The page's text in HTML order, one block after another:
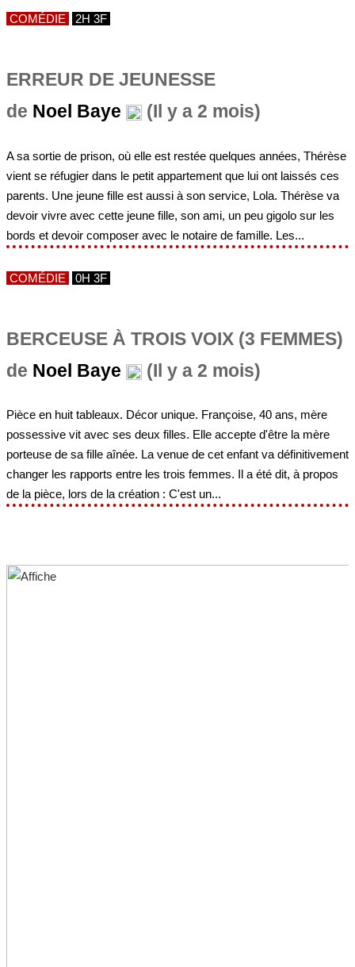
COMÉDIE 2H 3F
ERREUR DE JEUNESSE
de Noel Baye (Il y a 2 mois)
A sa sortie de prison, où elle est restée quelques années, Thérèse
vient se réfugier dans le petit appartement que lui ont laissés ces
parents. Une jeune fille est aussi à son service, Lola. Thérèse va
devoir vivre avec cette jeune fille, son ami, un peu gigolo sur les
bords et devoir composer avec le notaire de famille. Les...
COMÉDIE 0H 3F
BERCEUSE À TROIS VOIX (3 FEMMES)
de Noel Baye (Il y a 2 mois)
Pièce en huit tableaux. Décor unique. Françoise, 40 ans, mère
possessive vit avec ses deux filles. Elle accepte d'être la mère
porteuse de sa fille aînée. La venue de cet enfant va définitivement
changer les rapports entre les trois femmes. Il a été dit, à propos
de la pièce, lors de la création : C'est un...